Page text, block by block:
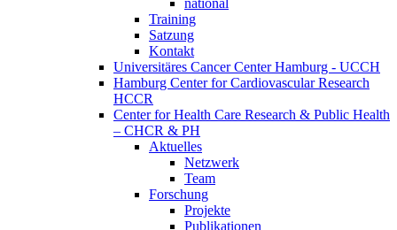
national
Training
Satzung
Kontakt
Universitäres Cancer Center Hamburg - UCCH
Hamburg Center for Cardiovascular Research
HCCR
Center for Health Care Research & Public Health
– CHCR & PH
Aktuelles
Netzwerk
Team
Forschung
Projekte
Publikationen